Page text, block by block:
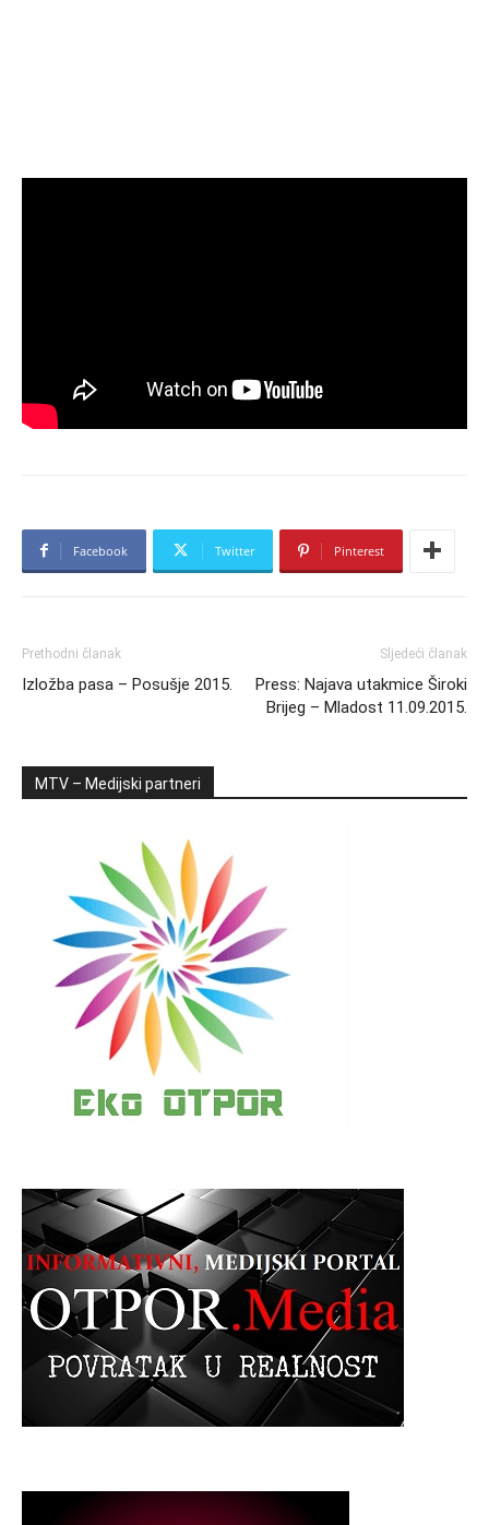
Facebook Twitter Pinterest
Prethodni članak
Izložba pasa – Posušje 2015.
Sljedeći članak
Press: Najava utakmice Široki
Brijeg – Mladost 11.09.2015.
MTV – Medijski partneri